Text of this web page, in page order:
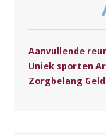
Aanvullende
Uniek sporten
Zorgbelang